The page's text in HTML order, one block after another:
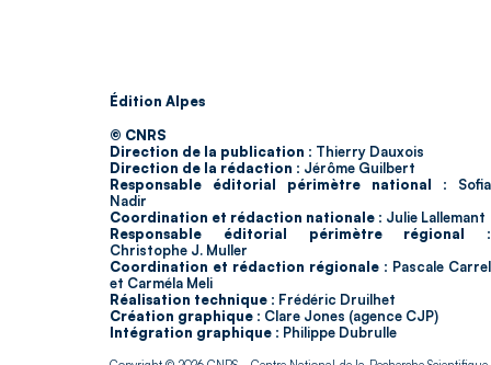
Édition Alpes
© CNRS
Direction de la publication : Thierry Dauxois
Direction de la rédaction : Jérôme Guilbert
Responsable éditorial périmètre national : Sofia
Nadir
Coordination et rédaction nationale : Julie Lallemant
Responsable éditorial périmètre régional :
Christophe J. Muller
Coordination et rédaction régionale : Pascale Carrel
et Carméla Meli
Réalisation technique : Frédéric Druilhet
Création graphique : Clare Jones (agence CJP)
Intégration graphique : Philippe Dubrulle